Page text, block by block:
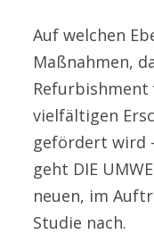
Auf welchen
Maßnahmen,
vielfältigen
gefördert wird
geht DIE
neuen, im
Studie nach.